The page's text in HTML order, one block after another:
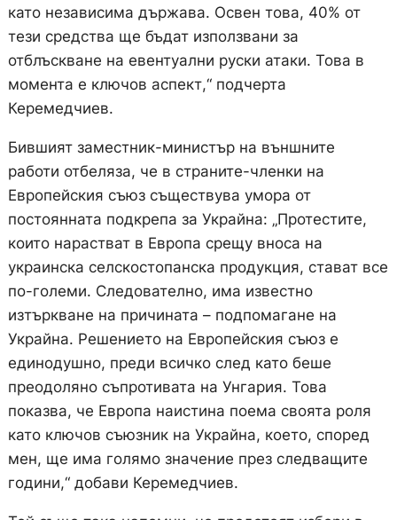
като независима държава. Освен това, 40% от
тези средства ще бъдат използвани за
отблъскване на евентуални руски атаки. Това в
момента е ключов аспект,“ подчерта
Керемедчиев.
Бившият заместник-министър на външните
работи отбеляза, че в страните-членки на
Европейския съюз съществува умора от
постоянната подкрепа за Украйна: „Протестите,
които нарастват в Европа срещу вноса на
украинска селскостопанска продукция, стават все
по-големи. Следователно, има известно
изтъркване на причината – подпомагане на
Украйна. Решението на Европейския съюз е
единодушно, преди всичко след като беше
преодоляно съпротивата на Унгария. Това
показва, че Европа наистина поема своята роля
като ключов съюзник на Украйна, което, според
мен, ще има голямо значение през следващите
години,“ добави Керемедчиев.